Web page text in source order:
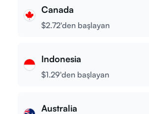
Canada
$2.72'den başlayan
Indonesia
$1.29'den başlayan
Australia